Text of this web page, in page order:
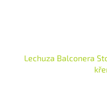
Lechuza Balconera